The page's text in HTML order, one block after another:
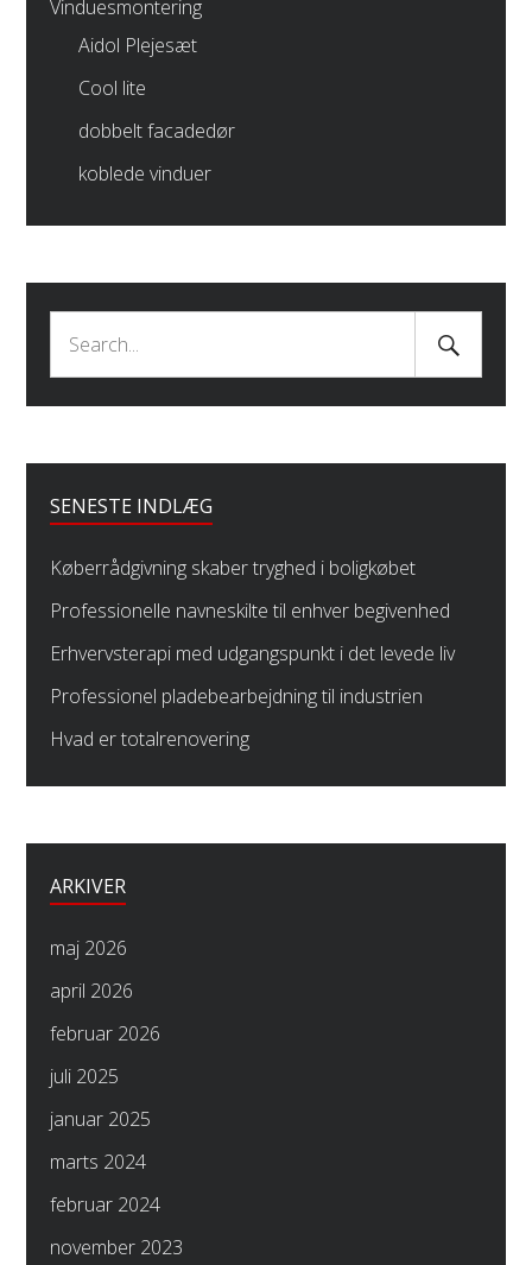
Vinduesmontering
Aidol Plejesæt
Cool lite
dobbelt facadedør
koblede vinduer
Search
for:
Search
Submit
SENESTE INDLÆG
Køberrådgivning skaber tryghed i boligkøbet
Professionelle navneskilte til enhver begivenhed
Erhvervsterapi med udgangspunkt i det levede liv
Professionel pladebearbejdning til industrien
Hvad er totalrenovering
ARKIVER
maj 2026
april 2026
februar 2026
juli 2025
januar 2025
marts 2024
februar 2024
november 2023